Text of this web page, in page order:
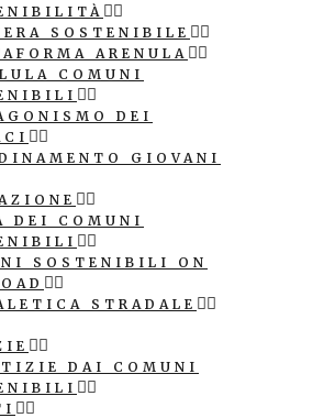
SOSTENIBILE
ARENULA
COMUNI
DEI
GIOVANI
DEI COMUNI
SOSTENIBILI ON
STRADALE
DAI COMUNI